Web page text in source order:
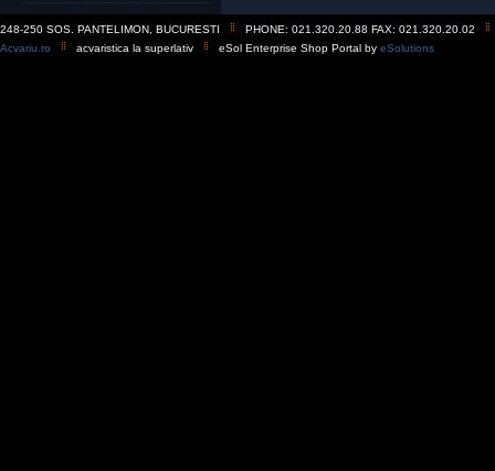
248-250 SOS. PANTELIMON, BUCURESTI
PHONE: 021.320.20.88 FAX: 021.320.20.02
Acvariu.ro
acvaristica la superlativ eSol Enterprise Shop Portal by eSolutions